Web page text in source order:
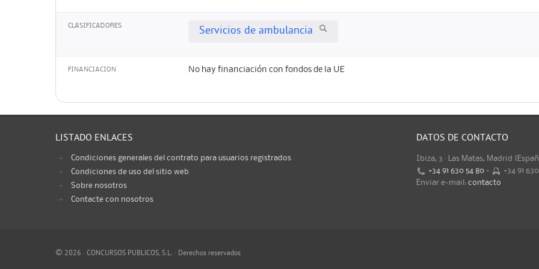
CLASIFICADORES Servicios de ambulancia
FINANCIACION No hay financiación con fondos de la UE
LISTADO ENLACES
Condiciones generales del contrato para usuarios registrados
Condiciones de uso del sitio web
Sobre nosotros
Contacte con nosotros
DATOS DE CONTACTO
Ibiza, 3 · Las Matas, Madrid
+34 91 630 54 80 -
+34 91
Enviar e-mail: contacto
© 2026 · CONCURSOS PUBLICOS, S.L. · Derechos reservados